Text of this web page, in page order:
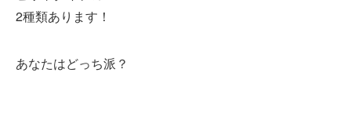
2種類あります！
あなたはどっち派？